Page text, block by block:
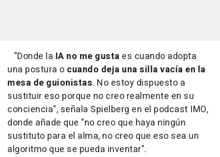
"Donde la IA no me gusta es cuando adopta
una postura o cuando deja una silla vacía en la
mesa de guionistas. No estoy dispuesto a
sustituir eso porque no creo realmente en su
conciencia", señala Spielberg en el podcast IMO,
donde añade que "no creo que haya ningún
sustituto para el alma, no creo que eso sea un
algoritmo que se pueda inventar".